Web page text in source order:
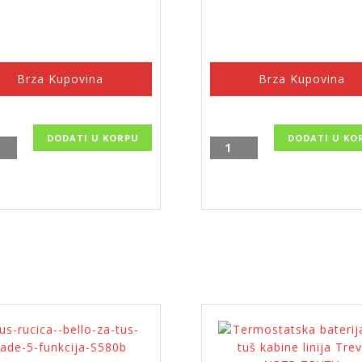
Brza Kupovina
DODATI U KORPU
Brza Kupovina
Tuš
ručka
DODATI U